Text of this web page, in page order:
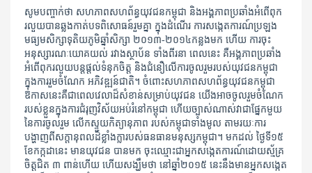
សូមបញ្ចាក់ថា សហភាពសហព័ន្ធយុវជនកម្ពុជា​ និងអង្គភាពប្រឆាំងអំពើ​ពុក
រលួយបានឆ្លងកាត់បទពិសោធន៍រួមគ្នា ក្នុងដំណើរ ការសង្កេតការណ៍ប្រឡង
មធ្យមសិក្សាទុតិយភូមិឆ្នាំសិក្សា ២០១៣-២០១៤កន្លងមក ហើយ ការចុះ
អនុស្សារណៈយោគយល់ រវាងស្ថាប័ន ទាំងពីរនា ពេលនេះ គឺអង្គភាពប្រឆាំង
អំពើ​ពុករលួយ​បន្តផ្តល់ទំនុកចិត្ត និងជំនឿលើការចូលរួមរបស់យុវជនកម្ពុជា
ក្នុងការរួមចំណែក អភិវឌ្ឍន៍ជាតិ។ ចំពោះ​សហភាព​សហព័ន្ធយុវជនកម្ពុជា
ឱកាសនេះគឺជាពេលវេលាដ៏សំខាន់សម្រាប់យុវជន យើងអាចចូលរួមចំណែក
របស់ខ្លួនក្នុងការជំរុញវិស័យអប់រំនៅកម្ពុជា ហើយច្បាស់ណាស់វាជាផ្នែកមួយ
នៃការចូលរួម លើកស្ទួយកិត្យានុភាព របស់កម្ពុជាទាំងមូល តាមរយៈការ
បង្ហាញពីសក្តានុពលដ៏ខ្លាំងក្លារបស់ធនធានមនុស្សកម្ពុជា។ មកដល់ ថ្ងៃទី១៥
ខែកក្កដានេះ មានយុវជន បានមក ចុះឈ្មោះជាអ្នកសង្កេតការណ៍ដោយស្ម័គ្រ
ចិត្តជិត ៣ ពាន់ហើយ ហើយសង្ឃឹមថា នៅឆ្នាំ២០១៥ នេះនឹងមានអ្នកសង្កេត